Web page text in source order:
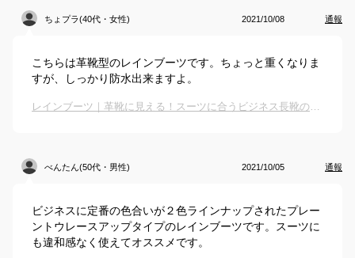
ちょプラ(40代・女性) 2021/10/08 通報
こちらは革靴型のレインブーツです。ちょっと重くなりま
すが、しっかり防水出来ますよ。
レインブーツ｜革靴に見える！スーツに合うビジネス長靴のおすすめは？
べんたん(50代・男性) 2021/10/05 通報
ビジネスに定番の色合いが２色ラインナップされたプレー
ントウレースアップタイプのレインブーツです。スーツに
も違和感なく使えてオススメです。